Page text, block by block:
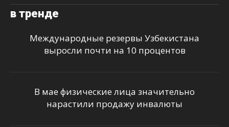
в тренде
Международные резервы Узбекистана
выросли почти на 10 процентов
В мае физические лица значительно
нарастили продажу инвалюты